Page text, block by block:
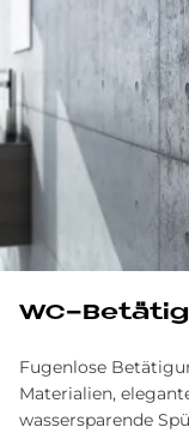
WC-
Fugenlose
Materialien,
wassersparende